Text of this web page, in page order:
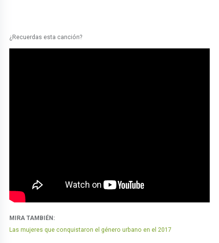
¿Recuerdas esta canción?
MIRA TAMBIÉN:
Las mujeres que conquistaron el género urbano en el 2017